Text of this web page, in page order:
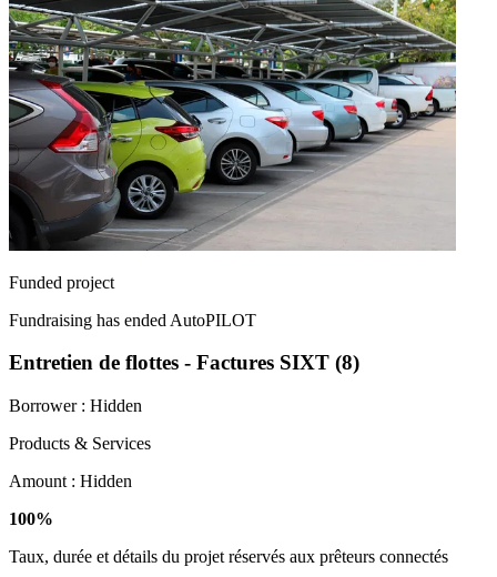
Funded project
Fundraising has ended AutoPILOT
Entretien de flottes - Factures SIXT (8)
Borrower : Hidden
Products & Services
Amount : Hidden
100%
Taux, durée et détails du projet réservés aux prêteurs connectés